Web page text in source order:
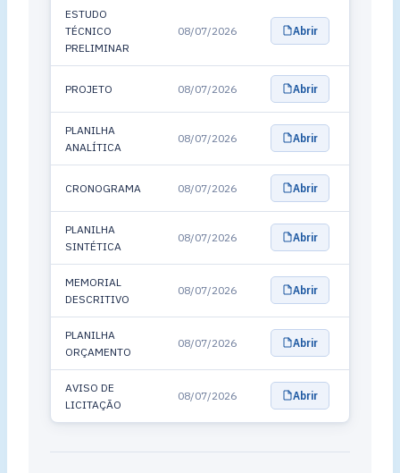
ESTUDO
TÉCNICO
PRELIMINAR
08/07/2026 Abrir
PROJETO 08/07/2026 Abrir
PLANILHA
ANALÍTICA
08/07/2026 Abrir
CRONOGRAMA 08/07/2026 Abrir
PLANILHA
SINTÉTICA
08/07/2026 Abrir
MEMORIAL
DESCRITIVO
08/07/2026 Abrir
PLANILHA
ORÇAMENTO
08/07/2026 Abrir
AVISO DE
LICITAÇÃO
08/07/2026 Abrir